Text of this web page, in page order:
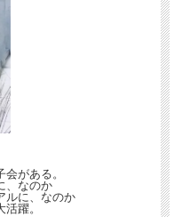
がある。
、なのか
ルに、なのか
躍。